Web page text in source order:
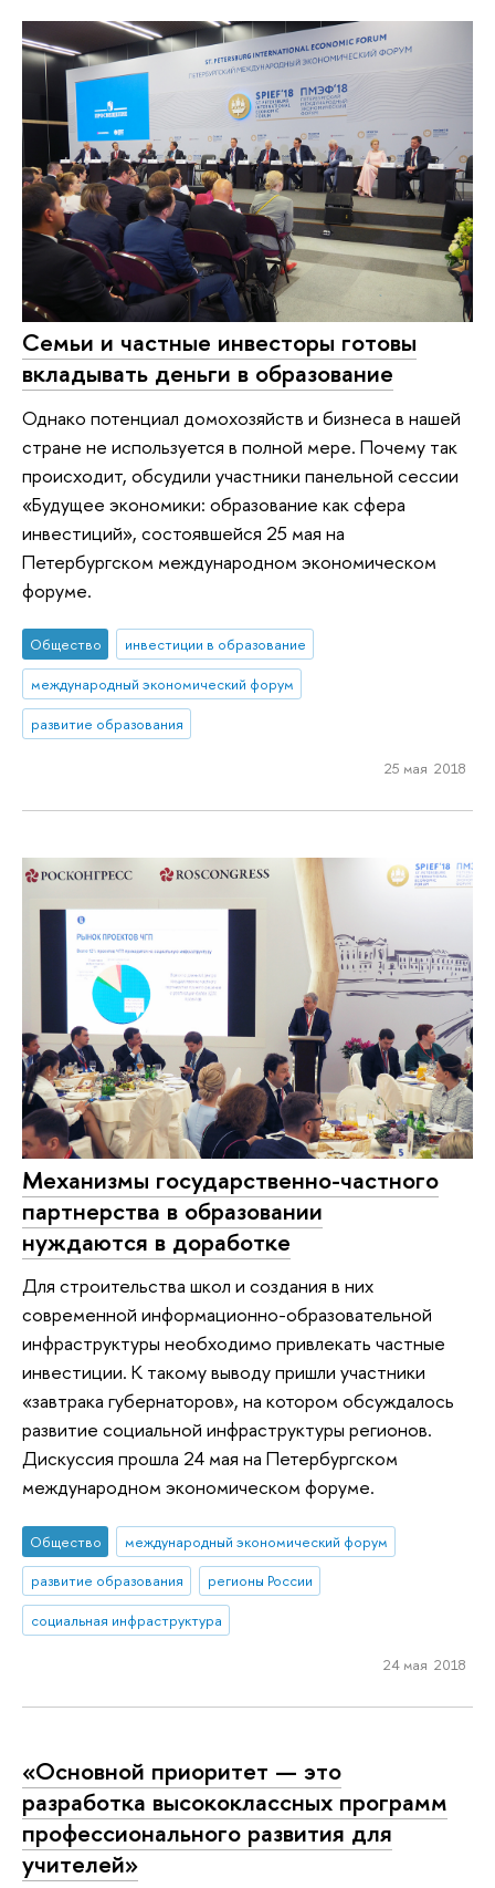
Семьи и частные инвесторы готовы
вкладывать деньги в образование
Однако потенциал домохозяйств и бизнеса в нашей
стране не используется в полной мере. Почему так
происходит, обсудили участники панельной сессии
«Будущее экономики: образование как сфера
инвестиций», состоявшейся 25 мая на
Петербургском международном экономическом
форуме.
Общество
инвестиции в образование
международный экономический форум
развитие образования
25 мая 2018
Механизмы государственно-частного
партнерства в образовании
нуждаются в доработке
Для строительства школ и создания в них
современной информационно-образовательной
инфраструктуры необходимо привлекать частные
инвестиции. К такому выводу пришли участники
«завтрака губернаторов», на котором обсуждалось
развитие социальной инфраструктуры регионов.
Дискуссия прошла 24 мая на Петербургском
международном экономическом форуме.
Общество
международный экономический форум
развитие образования
регионы России
социальная инфраструктура
24 мая 2018
«Основной приоритет — это
разработка высококлассных программ
профессионального развития для
учителей»